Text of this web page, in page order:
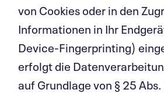
von Cookies oder in den
Informationen in Ihr
Device-Fingerprinting)
erfolgt die
auf Grundlage von § 25